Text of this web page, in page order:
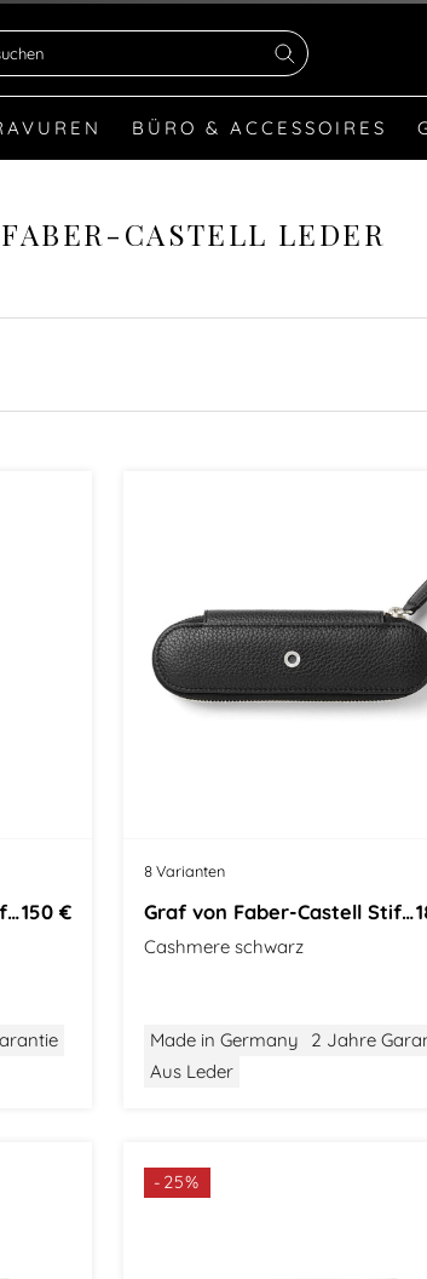
BÜRO & ACCESSOIRES
CASTELL LEDER
Graf von Faber-Castell Stifteetui150 €
8 Varianten
Graf von Faber-Castell Stifteetui
Cashmere schwarz
Made in Germany
2 Jahre
Aus Leder
-25%